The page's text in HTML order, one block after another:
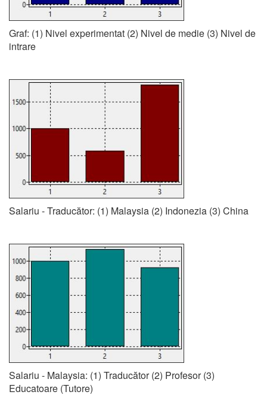
Graf: (1) Nivel experimentat (2) Nivel de medie (3) Nivel de
intrare
Salariu - Traducător: (1) Malaysia (2) Indonezia (3) China
Salariu - Malaysia: (1) Traducător (2) Profesor (3)
Educatoare (Tutore)